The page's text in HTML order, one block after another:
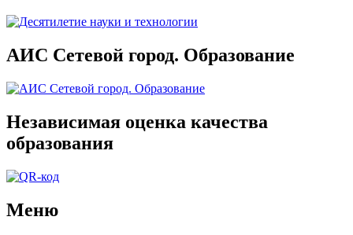
АИС Сетевой город. Образование
Независимая оценка качества
образования
Меню